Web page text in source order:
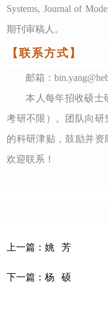
Systems, Journal of
期刊审稿人。
【联系方式】
邮箱：
本人每年招收硕士
考研不限）。团队向研
的科研津贴，鼓励并资
欢迎联系！
上一篇：姚 芳
下一篇：杨 硕